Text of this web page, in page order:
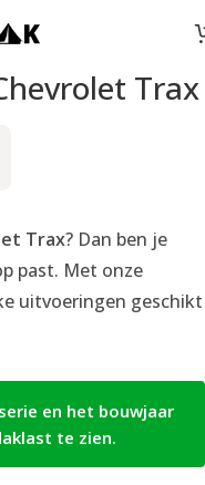
Trax
Trax? Dan ben je
past. Met onze
uitvoeringen geschikt
en het bouwjaar
te zien.